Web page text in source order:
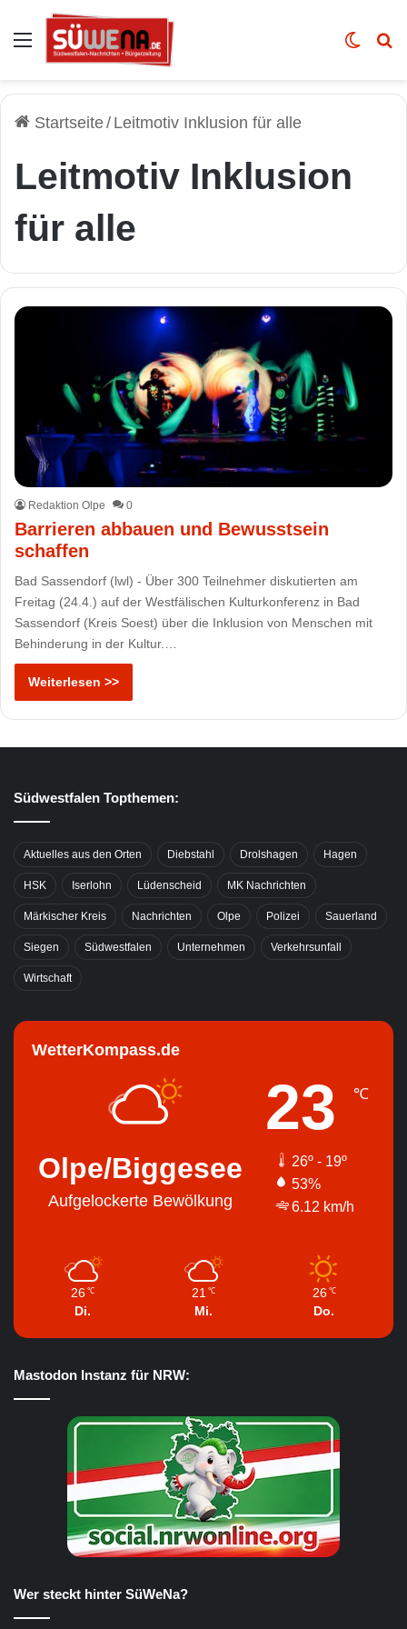
Auswahl Skin
Startseite/ Leitmotiv Inklusion für alle
Leitmotiv Inklusion
für alle
Redaktion Olpe 0
Barrieren abbauen und Bewusstsein
schaffen
Bad Sassendorf (lwl) - Über 300 Teilnehmer diskutierten am
Freitag (24.4.) auf der Westfälischen Kulturkonferenz in Bad
Sassendorf (Kreis Soest) über die Inklusion von Menschen mit
Behinderung in der Kultur.…
Weiterlesen >>
Südwestfalen Topthemen:
Aktuelles aus den Orten Diebstahl Drolshagen Hagen
HSK Iserlohn Lüdenscheid MK Nachrichten
Märkischer Kreis Nachrichten Olpe Polizei Sauerland
Siegen Südwestfalen Unternehmen Verkehrsunfall
Wirtschaft
WetterKompass.de
Olpe/Biggesee
Aufgelockerte Bewölkung
23 ℃
26º - 19º
53%
6.12 km/h
26 ℃
Di.
21 ℃
Mi.
26 ℃
Do.
Mastodon Instanz für NRW:
Wer steckt hinter SüWeNa?